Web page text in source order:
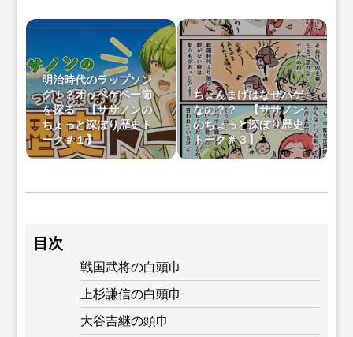
明治時代のラップソン
グ！？オッペケペー節
を探る 【ササノンの
ちょっと深ぼり歴史ト
ーク＃１】
ちょんまげはなぜハゲ
なの？？ 【ササノン
のちょっと深ぼり歴史
トーク＃３】
目次
戦国武将の白頭巾
上杉謙信の白頭巾
大谷吉継の頭巾